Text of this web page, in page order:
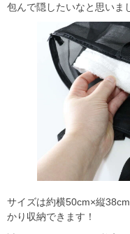
包んで隠したいなと思いま
サイズは約横50cm×縦
かり収納できます！